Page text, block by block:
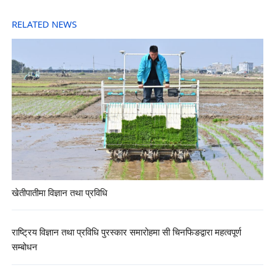
RELATED NEWS
खेतीपातीमा विज्ञान तथा प्रविधि
राष्ट्रिय विज्ञान तथा प्रविधि पुरस्कार समारोहमा सी चिनफिङद्वारा महत्वपूर्ण
सम्बोधन